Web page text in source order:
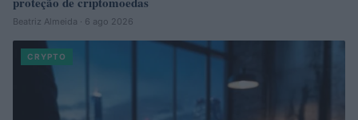
Beatriz Almeida · 6 ago 2026
CRYPTO